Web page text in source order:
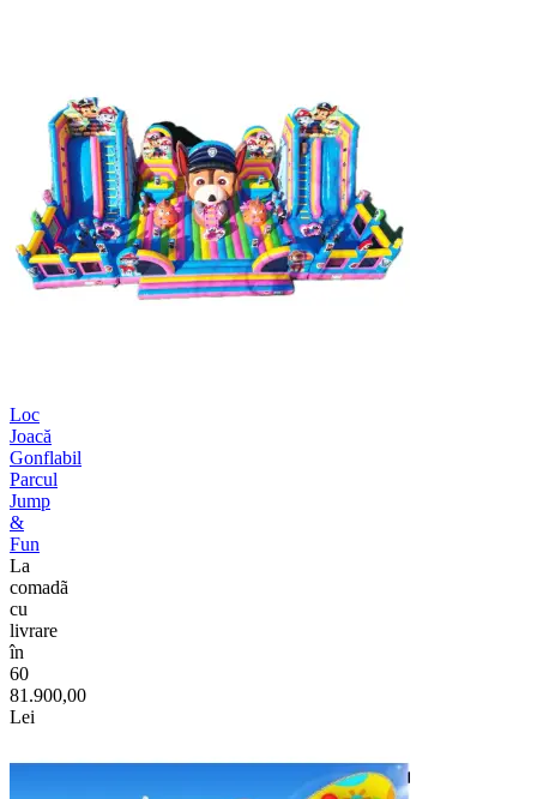
Loc
Joacă
Gonflabil
Parcul
Jump
&
Fun
La
comadã
cu
livrare
în
60
81.900,00
Lei